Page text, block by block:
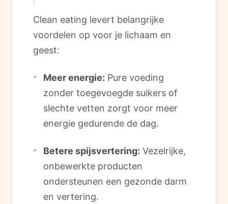
Clean eating levert belangrijke
voordelen op voor je lichaam en
geest:
Meer energie: Pure voeding
zonder toegevoegde suikers of
slechte vetten zorgt voor meer
energie gedurende de dag.
Betere spijsvertering: Vezelrijke,
onbewerkte producten
ondersteunen een gezonde darm
en vertering.